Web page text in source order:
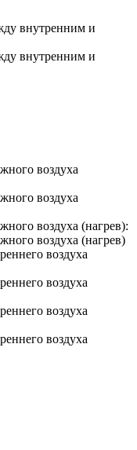
внутренним и
внутренним и
воздуха
воздуха
воздуха (нагрев):
воздуха (нагрев)
воздуха
воздуха
воздуха
воздуха